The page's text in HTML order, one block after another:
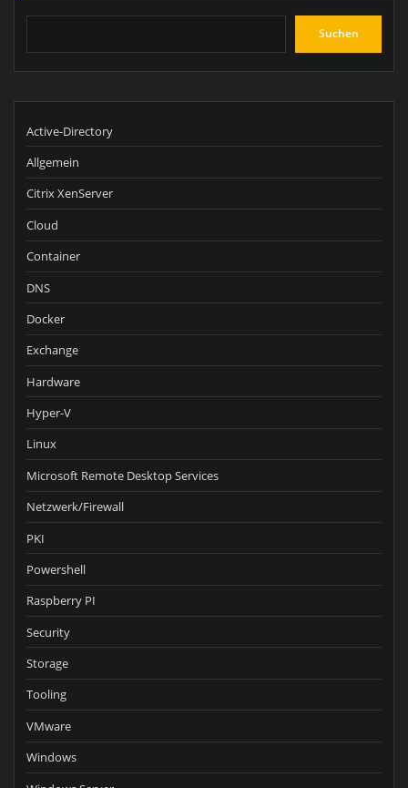
Suchen
Active-Directory
Allgemein
Citrix XenServer
Cloud
Container
DNS
Docker
Exchange
Hardware
Hyper-V
Linux
Microsoft Remote Desktop Services
Netzwerk/Firewall
PKI
Powershell
Raspberry PI
Security
Storage
Tooling
VMware
Windows